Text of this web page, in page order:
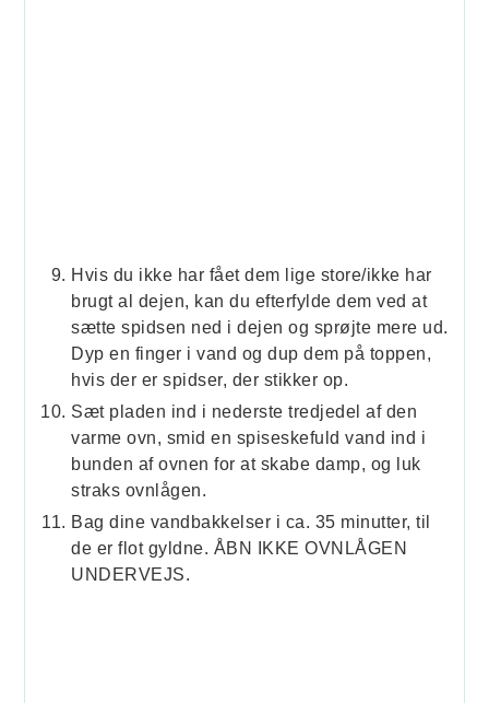
Hvis du ikke har fået dem lige store/ikke har
brugt al dejen, kan du efterfylde dem ved at
sætte spidsen ned i dejen og sprøjte mere ud.
Dyp en finger i vand og dup dem på toppen,
hvis der er spidser, der stikker op.
Sæt pladen ind i nederste tredjedel af den
varme ovn, smid en spiseskefuld vand ind i
bunden af ovnen for at skabe damp, og luk
straks ovnlågen.
Bag dine vandbakkelser i ca. 35 minutter, til
de er flot gyldne. ÅBN IKKE OVNLÅGEN
UNDERVEJS.